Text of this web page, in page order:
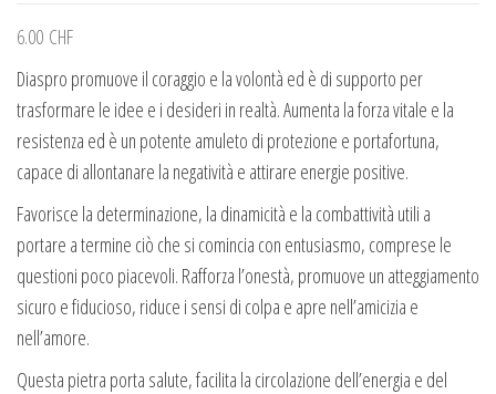
6.00 CHF
Diaspro promuove il coraggio e la volontà ed è di supporto per
trasformare le idee e i desideri in realtà. Aumenta la forza vitale e la
resistenza ed è un potente amuleto di protezione e portafortuna,
capace di allontanare la negatività e attirare energie positive.
Favorisce la determinazione, la dinamicità e la combattività utili a
portare a termine ciò che si comincia con entusiasmo, comprese le
questioni poco piacevoli. Rafforza l’onestà, promuove un atteggiamento
sicuro e fiducioso, riduce i sensi di colpa e apre nell’amicizia e
nell’amore.
Questa pietra porta salute, facilita la circolazione dell’energia e del